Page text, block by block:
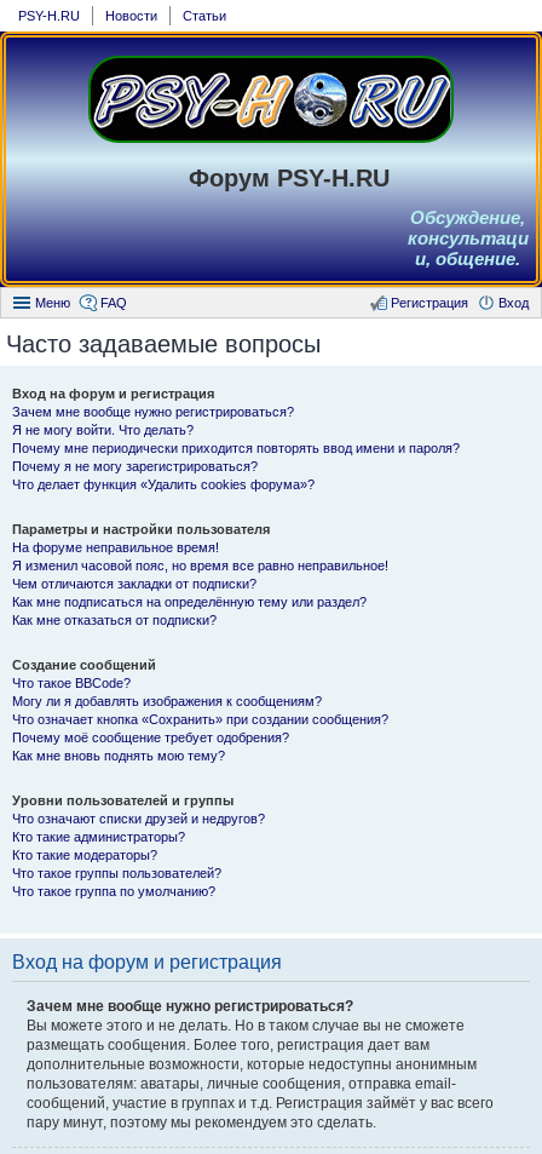
PSY-H.RU Новости Статьи
Форум PSY-H.RU
Обсуждение,
консультаци
и, общение.
Меню FAQ Вход
Регистрация
Часто задаваемые вопросы
Вход на форум и регистрация
Зачем мне вообще нужно регистрироваться?
Я не могу войти. Что делать?
Почему мне периодически приходится повторять ввод имени и пароля?
Почему я не могу зарегистрироваться?
Что делает функция «Удалить cookies форума»?
Параметры и настройки пользователя
На форуме неправильное время!
Я изменил часовой пояс, но время все равно неправильное!
Чем отличаются закладки от подписки?
Как мне подписаться на определённую тему или раздел?
Как мне отказаться от подписки?
Создание сообщений
Что такое BBCode?
Могу ли я добавлять изображения к сообщениям?
Что означает кнопка «Сохранить» при создании сообщения?
Почему моё сообщение требует одобрения?
Как мне вновь поднять мою тему?
Уровни пользователей и группы
Что означают списки друзей и недругов?
Кто такие администраторы?
Кто такие модераторы?
Что такое группы пользователей?
Что такое группа по умолчанию?
Вход на форум и регистрация
Зачем мне вообще нужно регистрироваться?
Вы можете этого и не делать. Но в таком случае вы не сможете
размещать сообщения. Более того, регистрация дает вам
дополнительные возможности, которые недоступны анонимным
пользователям: аватары, личные сообщения, отправка email-
сообщений, участие в группах и т.д. Регистрация займёт у вас всего
пару минут, поэтому мы рекомендуем это сделать.